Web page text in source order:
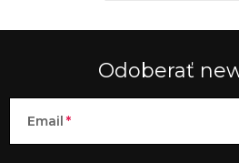
Odoberať
Email